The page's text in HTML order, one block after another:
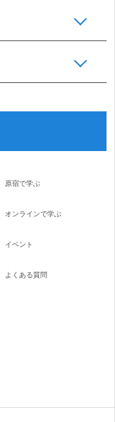
原宿で学ぶ
オンラインで学ぶ
イベント
よくある質問